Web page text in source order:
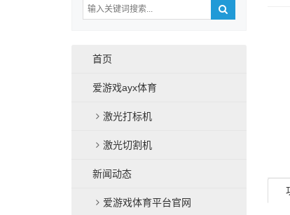
首页
爱游戏ayx体育
激光打标机
激光切割机
新闻动态
爱游戏体育平台官网